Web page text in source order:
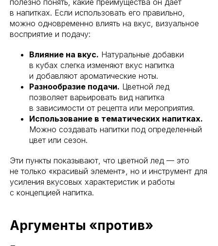
полезно понять, какие преимущества он дает
в напитках. Если использовать его правильно,
можно одновременно влиять на вкус, визуальное
восприятие и подачу:
Влияние на вкус. Натуральные добавки
в кубах слегка изменяют вкус напитка
и добавляют ароматические ноты.
Разнообразие подачи. Цветной лед
позволяет варьировать вид напитка
в зависимости от рецепта или мероприятия.
Использование в тематических напитках.
Можно создавать напитки под определенный
цвет или сезон.
Эти пункты показывают, что цветной лед — это
не только «красивый элемент», но и инструмент для
усиления вкусовых характеристик и работы
с концепцией напитка.
Аргументы «против»